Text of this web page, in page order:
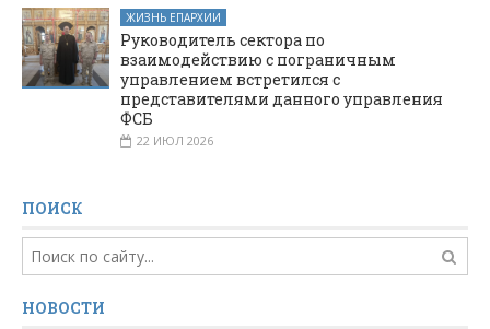
ЖИЗНЬ ЕПАРХИИ
Руководитель сектора по
взаимодействию с пограничным
управлением встретился с
представителями данного управления
ФСБ
22 ИЮЛ 2026
ПОИСК
НОВОСТИ